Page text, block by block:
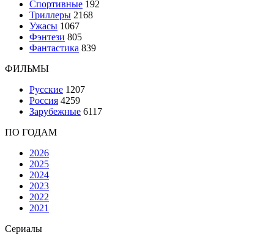
Спортивные 192
Триллеры 2168
Ужасы 1067
Фэнтези 805
Фантастика 839
ФИЛЬМЫ
Русские 1207
Россия 4259
Зарубежные 6117
ПО ГОДАМ
2026
2025
2024
2023
2022
2021
Сериалы